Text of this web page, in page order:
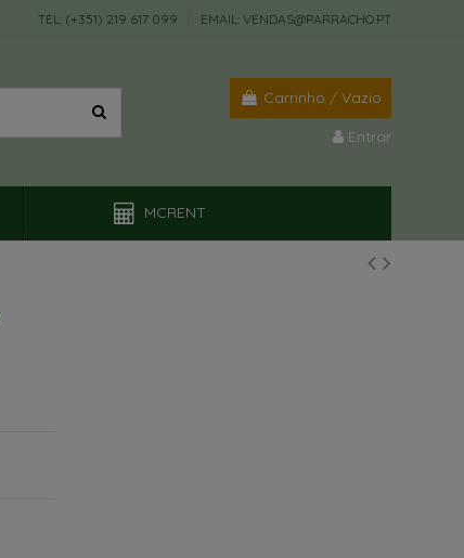
TEL: (+351) 219 617 099 EMAIL: VENDAS@PARRACHO.PT
Carrinho / Vazio
Entrar
MCRENT